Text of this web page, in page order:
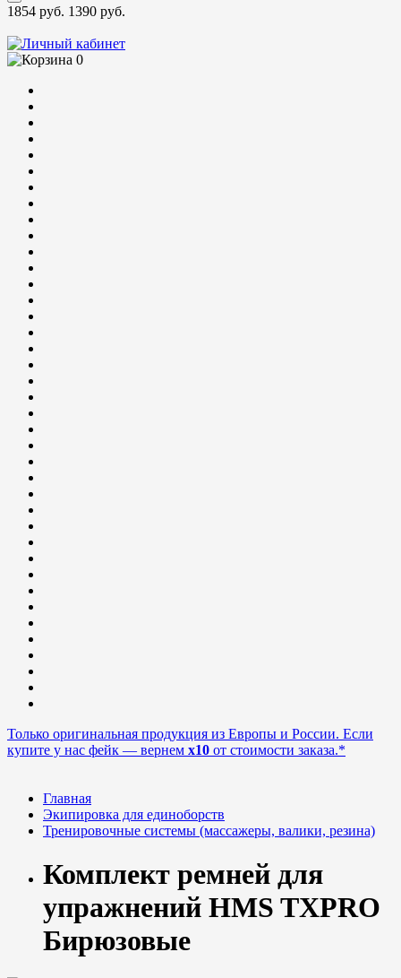
1854 руб. 1390 руб.
0
Только оригинальная продукция из Европы и России. Если
купите у нас фейк — вернем x10 от стоимости заказа.*
Главная
Экипировка для единоборств
Тренировочные системы (массажеры, валики, резина)
Комплект ремней для
упражнений HMS TXPRO
Бирюзовые